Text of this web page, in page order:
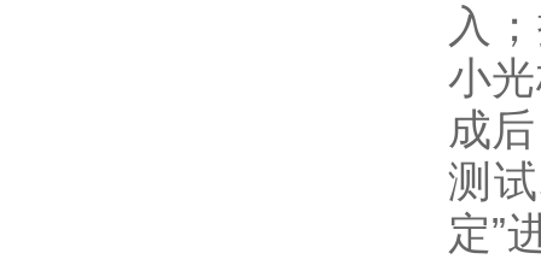
入
小
成
测
定”